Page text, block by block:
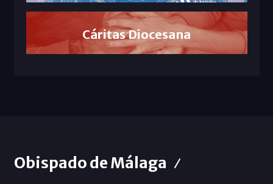
Cáritas Diocesana
Obispado de Málaga